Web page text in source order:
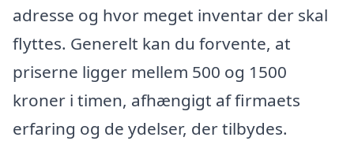
adresse og hvor meget inventar der skal
flyttes. Generelt kan du forvente, at
priserne ligger mellem 500 og 1500
kroner i timen, afhængigt af firmaets
erfaring og de ydelser, der tilbydes.